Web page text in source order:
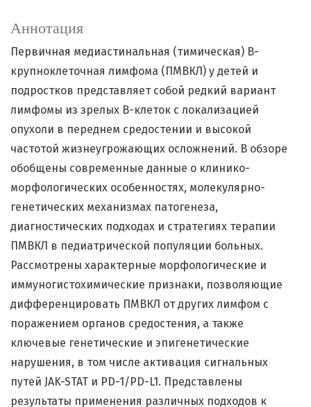
Аннотация
Первичная медиастинальная (тимическая) B-
крупноклеточная лимфома (ПМBКЛ) у детей и
подростков представляет собой редкий вариант
лимфомы из зрелых В-клеток с локализацией
опухоли в переднем средостении и высокой
частотой жизнеугрожающих осложнений. В обзоре
обобщены современные данные о клинико-
морфологических особенностях, молекулярно-
генетических механизмах патогенеза,
диагностических подходах и стратегиях терапии
ПМBКЛ в педиатрической популяции больных.
Рассмотрены характерные морфологические и
иммуногистохимические признаки, позволяющие
дифференцировать ПМBКЛ от других лимфом с
поражением органов средостения, а также
ключевые генетические и эпигенетические
нарушения, в том числе активация сигнальных
путей JAK-STAT и PD-1/PD-L1. Представлены
результаты применения различных подходов к